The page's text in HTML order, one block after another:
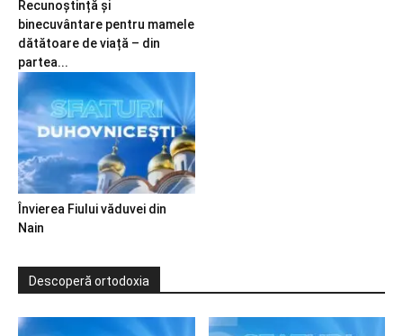
Recunoștință și
binecuvântare pentru mamele
dătătoare de viață – din
partea...
Învierea Fiului văduvei din
Nain
Descoperă ortodoxia